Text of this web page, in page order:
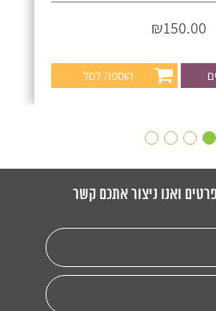
₪150.00
הוספה לסל
ואנו ניצור אתכם קשר